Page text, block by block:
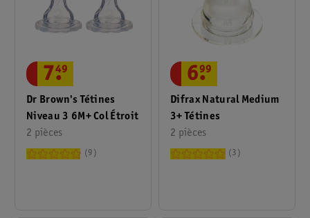
Dr Brown's Tétines
Niveau 3 6M+ Col Étroit
2 pièces
7.
49
9
Difrax Natural Medium
3+ Tétines
2 pièces
6.
99
3